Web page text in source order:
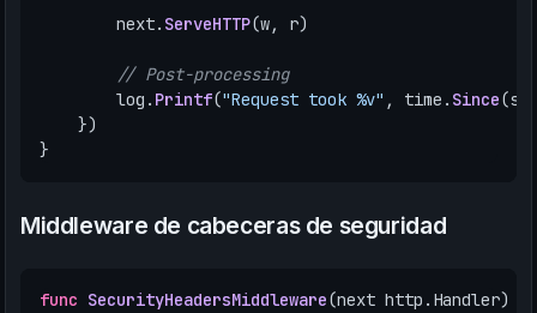
next. ServeHTTP(w, r)
// Post-processing
log . Printf("Request took %v" , time . Since(
})
}
Middleware de cabeceras de seguridad
func SecurityHeadersMiddleware(next http . Handler)